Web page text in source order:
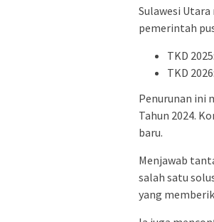
Sulawesi
pemerintah
TKD
TKD
Penurunan ini
Tahun 2024.
baru.
Menjawab
salah satu
yang